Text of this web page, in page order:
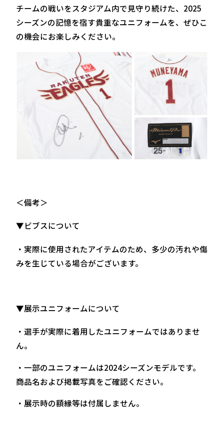
チームの戦いをスタジアム内で見守り続けた、2025
シーズンの記憶を宿す貴重なユニフォームを、ぜひこ
の機会にお楽しみください。
＜備考＞
▼ビブスについて
・実際に使用されたアイテムのため、多少の汚れや傷
みを生じている場合がございます。
▼展示ユニフォームについて
・選手が実際に着用したユニフォームではありませ
ん。
・一部のユニフォームは2024シーズンモデルです。
商品名および掲載写真をご確認ください。
・展示時の額縁等は付属しません。